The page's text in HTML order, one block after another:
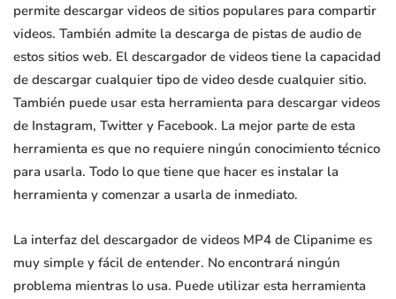
permite descargar videos de sitios populares para compartir
videos. También admite la descarga de pistas de audio de
estos sitios web. El descargador de videos tiene la capacidad
de descargar cualquier tipo de video desde cualquier sitio.
También puede usar esta herramienta para descargar videos
de Instagram, Twitter y Facebook. La mejor parte de esta
herramienta es que no requiere ningún conocimiento técnico
para usarla. Todo lo que tiene que hacer es instalar la
herramienta y comenzar a usarla de inmediato.
La interfaz del descargador de videos MP4 de Clipanime es
muy simple y fácil de entender. No encontrará ningún
problema mientras lo usa. Puede utilizar esta herramienta